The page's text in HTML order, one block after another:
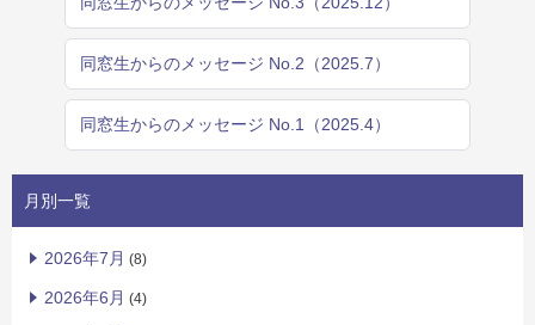
同窓生からのメッセージ No.2（2025.7）
同窓生からのメッセージ No.1（2025.4）
月別一覧
2026年7月 (8)
2026年6月 (4)